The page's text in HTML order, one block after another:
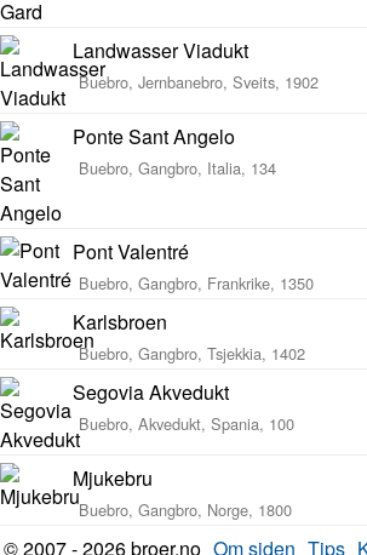
Landwasser Viadukt
Buebro, Jernbanebro, Sveits, 1902
Ponte Sant Angelo
Buebro, Gangbro, Italia, 134
Pont Valentré
Buebro, Gangbro, Frankrike, 1350
Karlsbroen
Buebro, Gangbro, Tsjekkia, 1402
Segovia Akvedukt
Buebro, Akvedukt, Spania, 100
Mjukebru
Buebro, Gangbro, Norge, 1800
© 2007 - 2026 broer.no Om siden Tips